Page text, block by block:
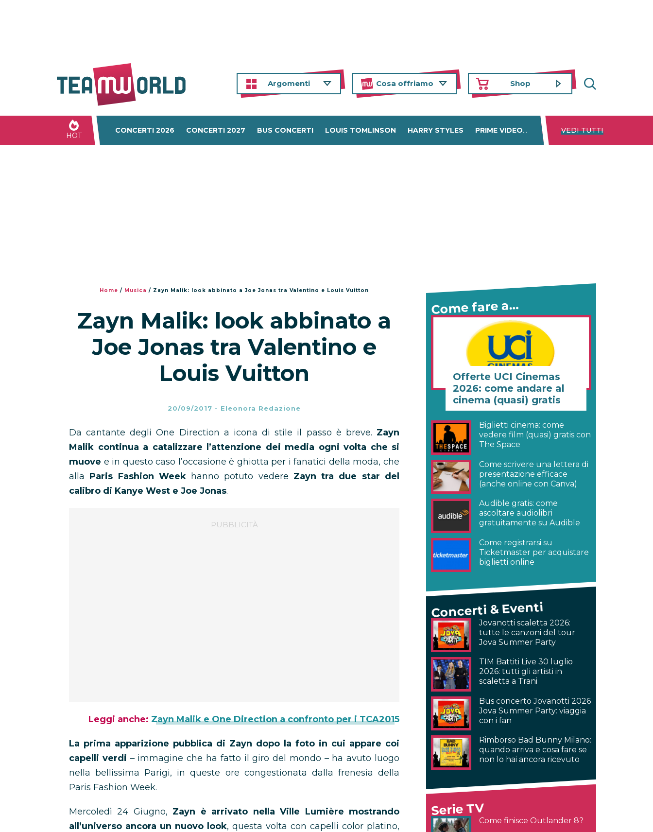
Argomenti Cosa offriamo Shop
HOT
CONCERTI 2026 CONCERTI 2027 BUS CONCERTI LOUIS TOMLINSON HARRY STYLES PRIME VIDEO DISNEY+ NETFLIX
VEDI TUTTI
Home / Musica / Zayn Malik: look abbinato a Joe Jonas tra Valentino e Louis Vuitton
Zayn Malik: look abbinato a
Joe Jonas tra Valentino e
Louis Vuitton
20/09/2017 - Eleonora Redazione
Da cantante degli One Direction a icona di stile il passo è breve. Zayn
Malik continua a catalizzare l’attenzione dei media ogni volta che si
muove e in questo caso l’occasione è ghiotta per i fanatici della moda, che
alla Paris Fashion Weekhanno potuto vedere Zayn tra due star del
calibro di Kanye West e Joe Jonas.
Leggi anche: Zayn Malik e One Direction a confronto per i TCA2015
La prima apparizione pubblica di Zayn dopo la foto in cui appare coi
capelli verdi – immagine che ha fatto il giro del mondo – ha avuto luogo
nella bellissima Parigi, in queste ore congestionata dalla frenesia della
Paris Fashion Week.
Mercoledì 24 Giugno, Zayn è arrivato nella Ville Lumière mostrando
all’universo ancora un nuovo look, questa volta con capelli color platino,
Come fare a…
Offerte UCI Cinemas
2026: come andare al
cinema (quasi) gratis
Biglietti cinema: come
vedere film (quasi) gratis con
The Space
Come scrivere una lettera di
presentazione efficace
(anche online con Canva)
Audible gratis: come
ascoltare audiolibri
gratuitamente su Audible
Come registrarsi su
Ticketmaster per acquistare
biglietti online
Concerti & Eventi
Jovanotti scaletta 2026:
tutte le canzoni del tour
Jova Summer Party
TIM Battiti Live 30 luglio
2026: tutti gli artisti in
scaletta a Trani
Bus concerto Jovanotti 2026
Jova Summer Party: viaggia
con i fan
Rimborso Bad Bunny Milano:
quando arriva e cosa fare se
non lo hai ancora ricevuto
Serie TV
Come finisce Outlander 8?